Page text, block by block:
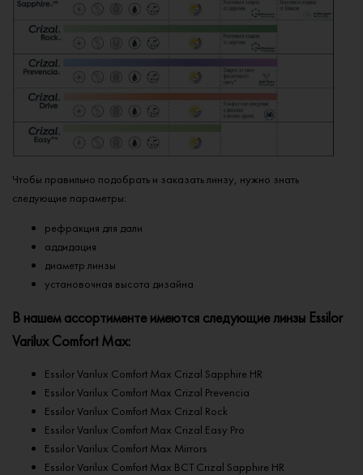
Чтобы правильно подобрать и заказать линзу, нужно знать
следующие параметры:
рефракция для дали
аддидация
диаметр линзы
установочная высота дизайна
В нашем ассортименте имеются следующие линзы Essilor
Varilux Comfort Max:
Essilor Varilux Comfort Max Crizal Sapphire HR
Essilor Varilux Comfort Max Crizal Prevenсia
Essilor Varilux Comfort Max Crizal Rock
Essilor Varilux Comfort Max Crizal Easy Pro
Essilor Varilux Comfort Max Mirrors
Essilor Varilux Comfort Max BCT Crizal Sapphire HR